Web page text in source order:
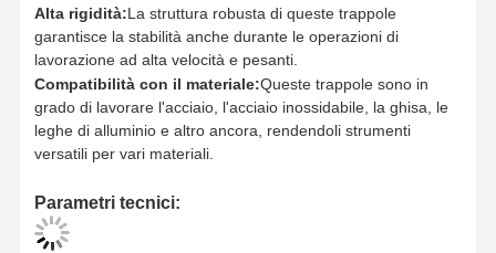
Controllo
Della Qualità
Contattaci Notizie Casi
Alta rigidità:La struttura robusta di queste trappole
garantisce la stabilità anche durante le operazioni di
lavorazione ad alta velocità e pesanti.
Compatibilità con il materiale:Queste trappole sono in
grado di lavorare l'acciaio, l'acciaio inossidabile, la ghisa, le
leghe di alluminio e altro ancora, rendendoli strumenti
versatili per vari materiali.
Parametri tecnici: